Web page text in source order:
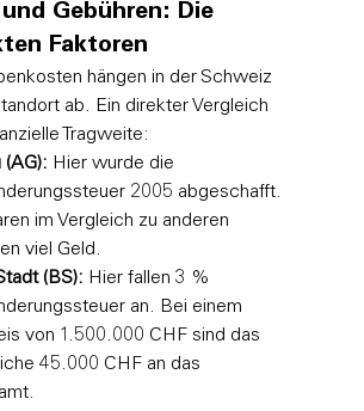
Gebühren: Die
Faktoren
hängen in der Schweiz
ab. Ein direkter Vergleich
Tragweite:
(AG): Hier wurde die
2005 abgeschafft.
im Vergleich zu anderen
viel Geld.
(BS): Hier fallen 3 %
an. Bei einem
von 1.500.000 CHF sind das
45.000 CHF an das